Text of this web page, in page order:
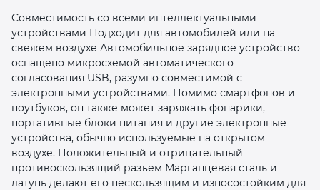
Совместимость со всеми интеллектуальными
устройствами Подходит для автомобилей или на
свежем воздухе Автомобильное зарядное устройство
оснащено микросхемой автоматического
согласования USB, разумно совместимой с
электронными устройствами. Помимо смартфонов и
ноутбуков, он также может заряжать фонарики,
портативные блоки питания и другие электронные
устройства, обычно используемые на открытом
воздухе. Положительный и отрицательный
противоскользящий разъем Марганцевая сталь и
латунь делают его нескользящим и износостойким для
раз в 2 недели